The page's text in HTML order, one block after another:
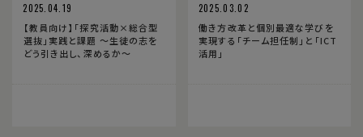
2025.04.19
【教員向け】「探究活動×総合型
選抜」実践と課題 〜生徒の志を
どう引き出し、深めるか〜
2025.03.02
働き方改革と個別最適な学びを
実現する「チーム担任制」と「ICT
活用」